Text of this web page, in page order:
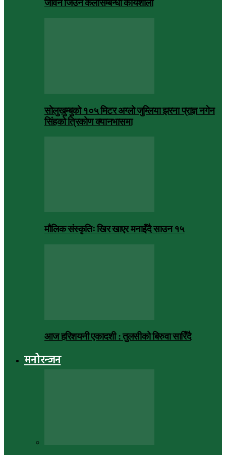
जीवन जिउने कलासम्बन्धी कार्यशाला
सोलुखुम्बुको १०५ मिटर अग्लो जुम्लिया झरना प्राज्ञ नगेन
सिंहको त्रिकोण क्यानभासमा
मौलिक संस्कृतिः खिर खाएर मनाइँदै साउन १५
आज हरिशयनी एकादशी : तुलसीको बिरुवा सारिँदै
मनोरन्जन